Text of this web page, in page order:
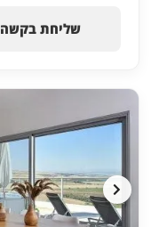
שליחת בקשה